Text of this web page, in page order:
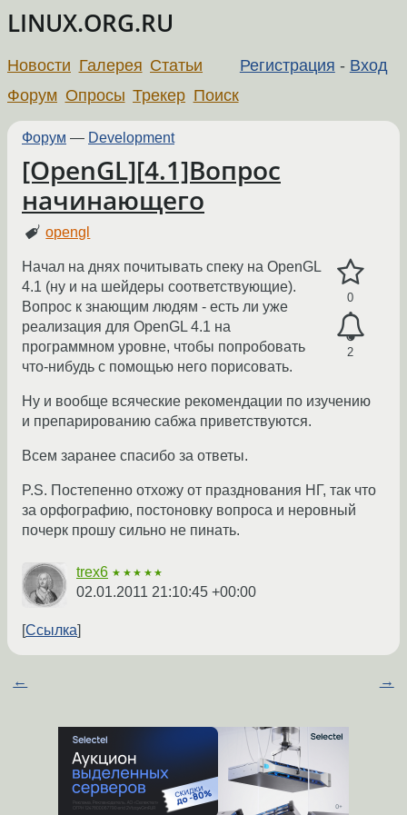
LINUX.ORG.RU
Регистрация - Вход
Новости Галерея Статьи
Форум Опросы Трекер Поиск
Форум — Development
[OpenGL][4.1]Вопрос
начинающего
opengl
0
2
Начал на днях почитывать спеку на OpenGL
4.1 (ну и на шейдеры соответствующие).
Вопрос к знающим людям - есть ли уже
реализация для OpenGL 4.1 на
программном уровне, чтобы попробовать
что-нибудь с помощью него порисовать.
Ну и вообще всяческие рекомендации по изучению
и препарированию сабжа приветствуются.
Всем заранее спасибо за ответы.
P.S. Постепенно отхожу от празднования НГ, так что
за орфографию, постоновку вопроса и неровный
почерк прошу сильно не пинать.
trex6 ★★★★★
02.01.2011 21:10:45 +00:00
Ссылка
← →